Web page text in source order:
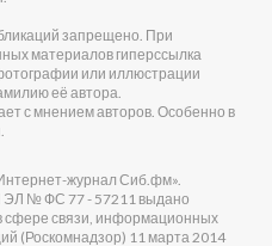
запрещено. При
материалов гиперссылка
или иллюстрации
её автора.
с мнением авторов. Особенно в
журнал Сиб.фм».
ЭЛ № ФС 77 - 57211 выдано
сфере связи, информационных
(Роскомнадзор) 11 марта 2014